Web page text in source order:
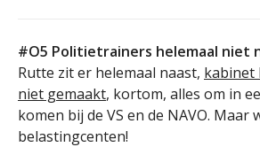
#O5 Politietrainers helemaal niet
Rutte zit er helemaal naast, kabinet
niet gemaakt, kortom, alles om in
komen bij de VS en de NAVO. Maar
belastingcenten!